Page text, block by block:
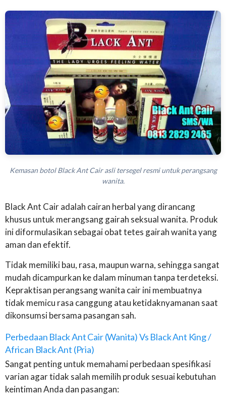
Kemasan botol Black Ant Cair asli tersegel resmi untuk perangsang
wanita.
Black Ant Cair adalah cairan herbal yang dirancang
khusus untuk merangsang gairah seksual wanita. Produk
ini diformulasikan sebagai obat tetes gairah wanita yang
aman dan efektif.
Tidak memiliki bau, rasa, maupun warna, sehingga sangat
mudah dicampurkan ke dalam minuman tanpa terdeteksi.
Kepraktisan perangsang wanita cair ini membuatnya
tidak memicu rasa canggung atau ketidaknyamanan saat
dikonsumsi bersama pasangan sah.
Perbedaan Black Ant Cair (Wanita) Vs Black Ant King /
African Black Ant (Pria)
Sangat penting untuk memahami perbedaan spesifikasi
varian agar tidak salah memilih produk sesuai kebutuhan
keintiman Anda dan pasangan: